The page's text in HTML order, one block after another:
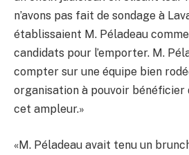
n’avons pas fait de sondage à
établissaient M. Péladeau
candidats pour l’emporter. M.
compter sur une équipe bien
organisation à pouvoir bénéficier
cet ampleur.»
«M. Péladeau avait tenu un